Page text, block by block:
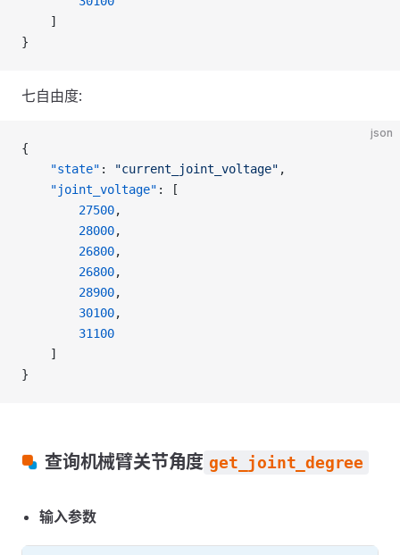
    ]
}
七自由度:
json
{
    "state"
: "current_joint_voltage" ,
    "joint_voltage"
: [
        27500
,
        28000
,
        26800
,
        26800
,
        28900
,
        30100
,
        31100
    ]
}
查询机械臂关节角度 get_joint_degree
输入参数